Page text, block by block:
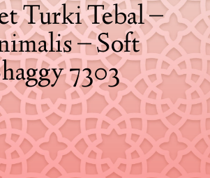
Turki Tebal –
– Soft
7303